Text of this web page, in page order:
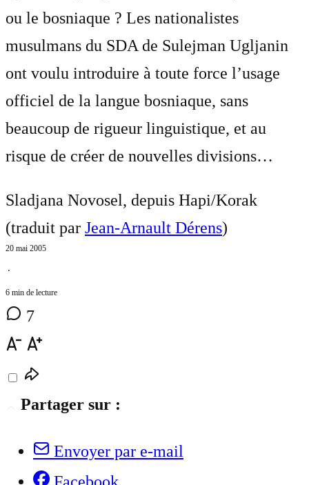
ou le bosniaque ? Les nationalistes
musulmans du SDA de Sulejman Ugljanin
ont voulu introduire à toute force l’usage
officiel de la langue bosniaque, sans
beaucoup de rigueur linguistique, et au
risque de créer de nouvelles divisions…
Sladjana Novosel, depuis Hapi/Korak
(traduit par Jean-Arnault Dérens)
20 mai 2005
⋅
6 min de lecture
7
Partager sur :
Envoyer par e-mail